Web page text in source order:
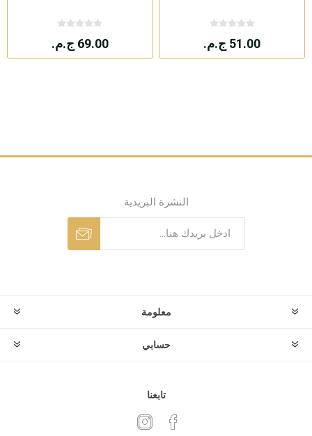
51.00 ج.م. 69.00 ج.م.
النشرة البريدية
معلومة
حسابي
تابعنا